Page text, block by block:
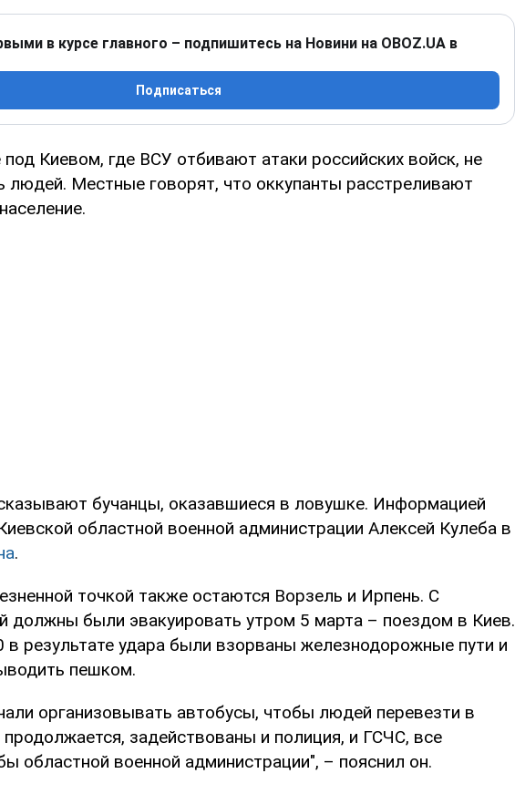
в курсе главного – подпишитесь на Новини на OBOZ.UA в
Подписаться
Киевом, где ВСУ отбивают атаки российских войск, не
людей. Местные говорят, что оккупанты расстреливают
бучанцы, оказавшиеся в ловушке. Информацией
областной военной администрации Алексей Кулеба в
.
точкой также остаются Ворзель и Ирпень. С
должны были эвакуировать утром 5 марта – поездом в Киев.
в результате удара были взорваны железнодорожные пути и
пешком.
организовывать автобусы, чтобы людей перевезти в
задействованы и полиция, и ГСЧС, все
областной военной администрации", – пояснил он.